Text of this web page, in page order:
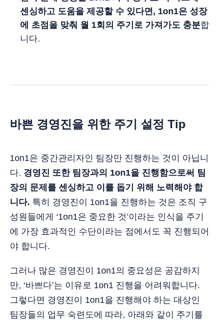
센싱하고 도움을 제공할 수 있다면, 1on1은 성장
에 초점을 맞춰 월 1회의 주기로 가져가도 충분합
니다.
바쁜 경영진을 위한 주기 설정 Tip
1on1은 중간관리자인 팀장만 진행하는 것이 아닙니
다. 경영진 또한 팀장과의 1on1을 진행함으로써 팀
장의 문제를 센싱하고 이를 돕기 위해 노력해야 합
니다. 특히 경영진이 1on1을 진행하는 것은 조직 구
성원들에게 ‘1on1은 중요한 것’이라는 인식을 주기
에 가장 효과적인 수단이라는 점에서도 꼭 진행되어
야 합니다.
그러나 많은 경영진이 1on1의 중요성은 공감하지
만, ‘바쁘다’는 이유로 1on1 진행을 어려워합니다.
그렇다면 경영진이 1on1을 진행해야 하는 대상인
팀장들의 업무 숙련도에 따라, 아래와 같이 주기를